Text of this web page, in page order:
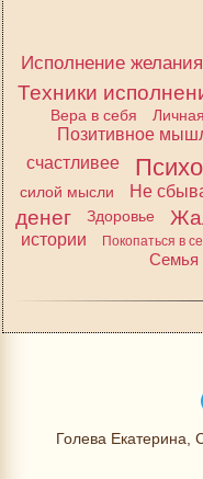
Исполнение желания
Техники
Вера в себя
Позитивное
счастливее
силой мысли
Не
денег
Здоровье
истории
Покопаться в
Семья
Голева Екатерина,